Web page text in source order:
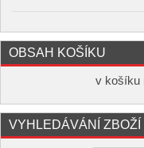
OBSAH KOŠÍKU
v košíku
VYHLEDÁVÁNÍ ZBOŽÍ